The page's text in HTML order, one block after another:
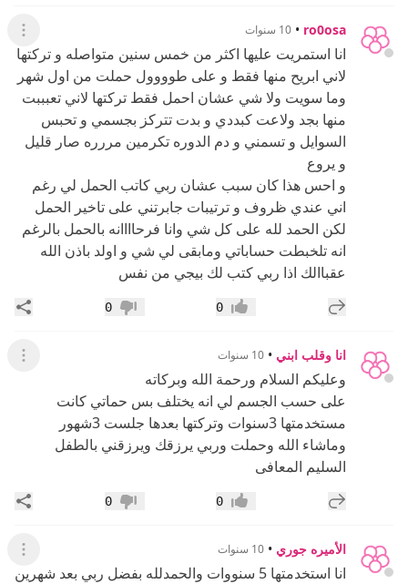
ro0osa
• 10 سنوات عرض
انا استمريت عليها اكثر من خمس سنين متواصله و تركتها
لاني ابريح منها فقط و على طوووول حملت من اول شهر
وما سويت ولا شي عشان احمل فقط تركتها لاني تعبببت
منها بجد ولاعت كبددي و بدت تتركز بجسمي و تحبس
السوايل و تسمني و دم الدوره تكرمين مررره صار قليل
و يروع
و احس هذا كان سبب عشان ربي كاتب الحمل لي رغم
اني عندي ظروف و ترتيبات جابرتني على تاخير الحمل
لكن الحمد لله على كل شي وانا فرحاااانه بالحمل بالرغم
انه تلخبطت حساباتي ومابقى لي شي و اولد باذن الله
عقباالك اذا ربي كتب لك بيجي من نفس
إضافة رد جديد إعجاب0 عدم إعجاب
0
انا وقلب ابني • 10 سنوات عرض
وعليكم السلام ورحمة الله وبركاته
على حسب الجسم لي انه يختلف بس حماتي كانت
مستخدمتها 3سنوات وتركتها بعدها جلست 3شهور
وماشاء الله وحملت وربي يرزقك ويرزقني بالطفل
السليم المعافى
إضافة رد جديد إعجاب0 عدم إعجاب
0
الأميره جوري • 10 سنوات عرض
انا استخدمتها 5 سنووات والحمدلله بفضل ربي بعد شهرين